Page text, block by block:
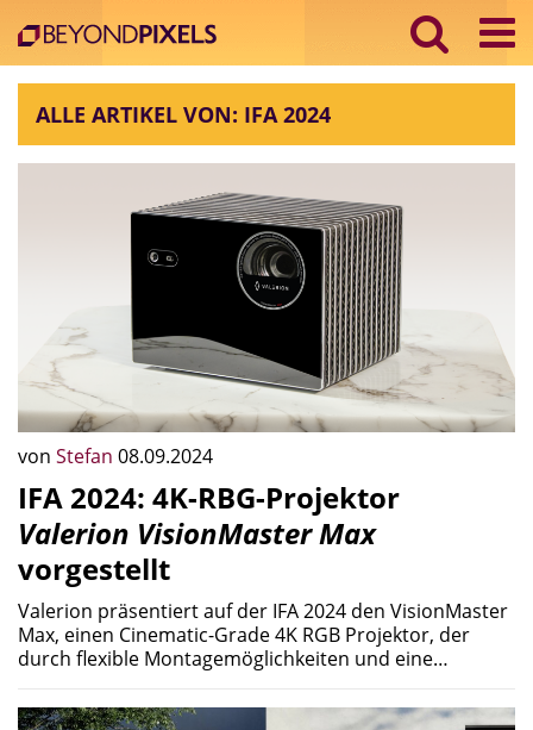
ALLE ARTIKEL VON: IFA 2024
von Stefan 08.09.2024
IFA 2024: 4K-RBG-Projektor
Valerion VisionMaster Max
vorgestellt
Valerion präsentiert auf der IFA 2024 den VisionMaster
Max, einen Cinematic-Grade 4K RGB Projektor, der
durch flexible Montagemöglichkeiten und eine…